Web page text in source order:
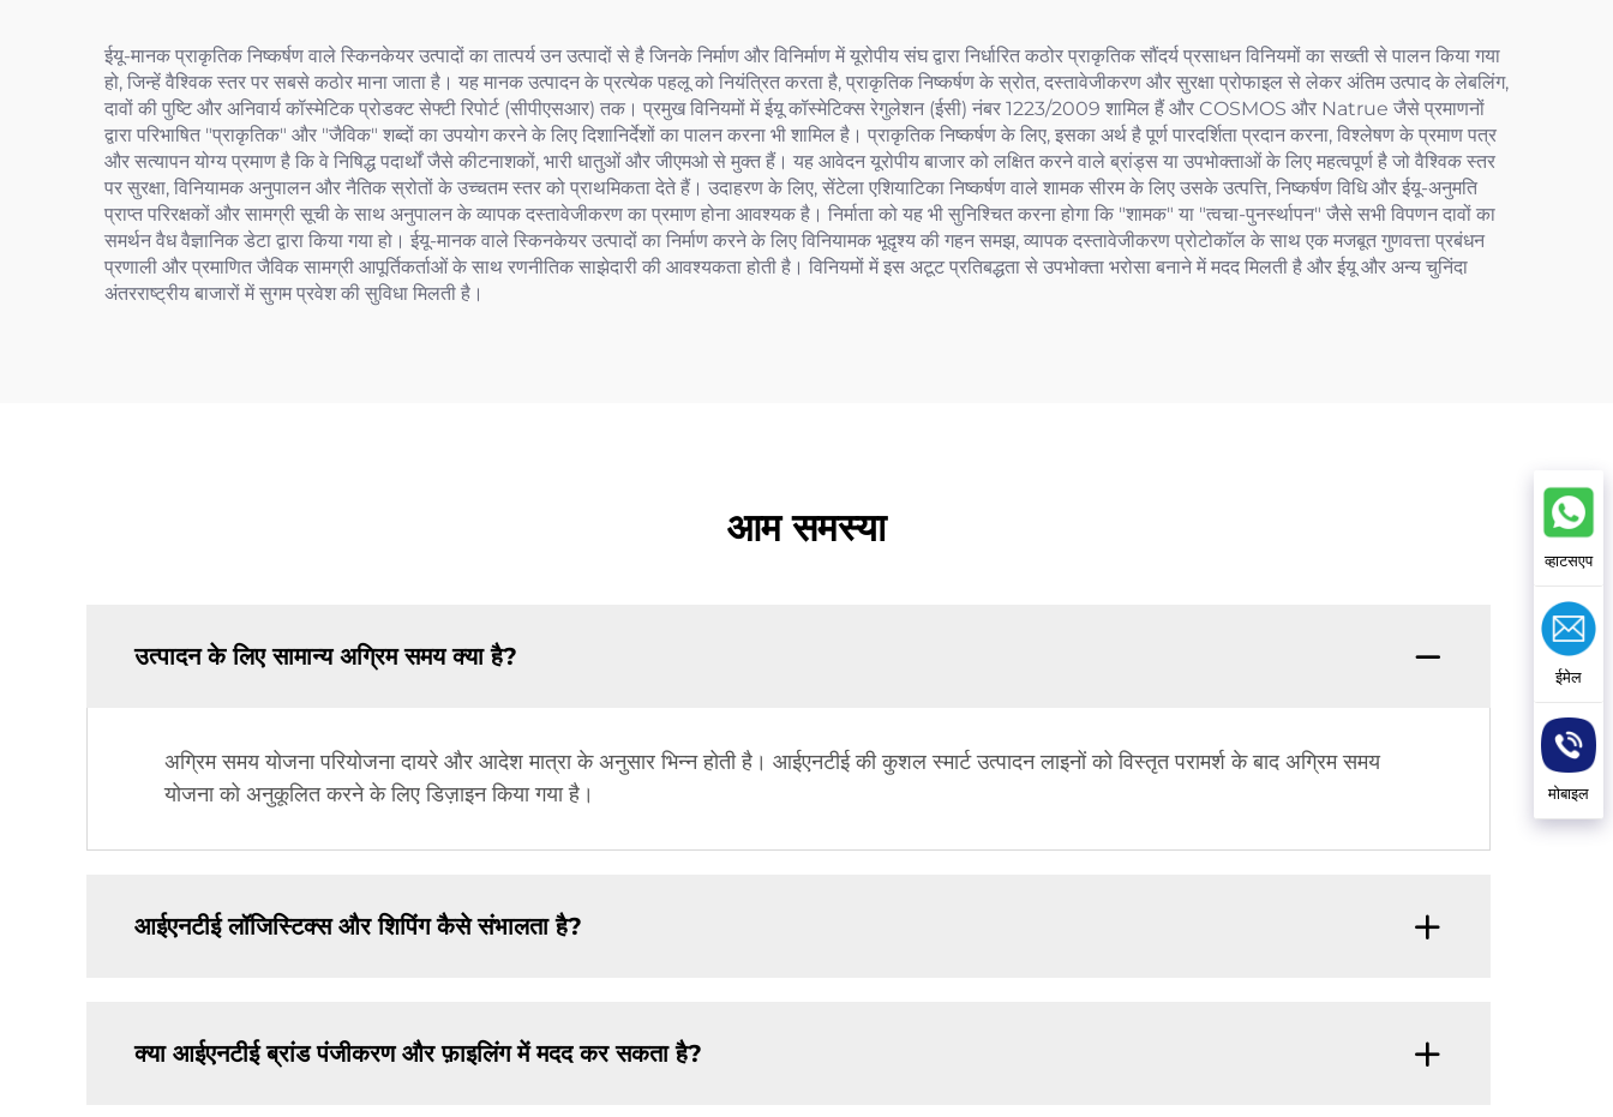
ईयू-मानक प्राकृतिक निष्कर्षण वाले स्किनकेयर उत्पादों का तात्पर्य उन उत्पादों से है जिनके निर्माण और विनिर्माण में यूरोपीय संघ द्वारा निर्धारित कठोर प्राकृतिक सौंदर्य प्रसाधन विनियमों का सख्ती से पालन किया गया
हो, जिन्हें वैश्विक स्तर पर सबसे कठोर माना जाता है। यह मानक उत्पादन के प्रत्येक पहलू को नियंत्रित करता है, प्राकृतिक निष्कर्षण के स्रोत, दस्तावेजीकरण और सुरक्षा प्रोफाइल से लेकर अंतिम उत्पाद के लेबलिंग,
दावों की पुष्टि और अनिवार्य कॉस्मेटिक प्रोडक्ट सेफ्टी रिपोर्ट (सीपीएसआर) तक। प्रमुख विनियमों में ईयू कॉस्मेटिक्स रेगुलेशन (ईसी) नंबर 1223/2009 शामिल हैं और COSMOS और Natrue जैसे प्रमाणनों
द्वारा परिभाषित "प्राकृतिक" और "जैविक" शब्दों का उपयोग करने के लिए दिशानिर्देशों का पालन करना भी शामिल है। प्राकृतिक निष्कर्षण के लिए, इसका अर्थ है पूर्ण पारदर्शिता प्रदान करना, विश्लेषण के प्रमाण पत्र
और सत्यापन योग्य प्रमाण है कि वे निषिद्ध पदार्थों जैसे कीटनाशकों, भारी धातुओं और जीएमओ से मुक्त हैं। यह आवेदन यूरोपीय बाजार को लक्षित करने वाले ब्रांड्स या उपभोक्ताओं के लिए महत्वपूर्ण है जो वैश्विक स्तर
पर सुरक्षा, विनियामक अनुपालन और नैतिक स्रोतों के उच्चतम स्तर को प्राथमिकता देते हैं। उदाहरण के लिए, सेंटेला एशियाटिका निष्कर्षण वाले शामक सीरम के लिए उसके उत्पत्ति, निष्कर्षण विधि और ईयू-अनुमति
प्राप्त परिरक्षकों और सामग्री सूची के साथ अनुपालन के व्यापक दस्तावेजीकरण का प्रमाण होना आवश्यक है। निर्माता को यह भी सुनिश्चित करना होगा कि "शामक" या "त्वचा-पुनर्स्थापन" जैसे सभी विपणन दावों का
समर्थन वैध वैज्ञानिक डेटा द्वारा किया गया हो। ईयू-मानक वाले स्किनकेयर उत्पादों का निर्माण करने के लिए विनियामक भूदृश्य की गहन समझ, व्यापक दस्तावेजीकरण प्रोटोकॉल के साथ एक मजबूत गुणवत्ता प्रबंधन
प्रणाली और प्रमाणित जैविक सामग्री आपूर्तिकर्ताओं के साथ रणनीतिक साझेदारी की आवश्यकता होती है। विनियमों में इस अटूट प्रतिबद्धता से उपभोक्ता भरोसा बनाने में मदद मिलती है और ईयू और अन्य चुनिंदा
अंतरराष्ट्रीय बाजारों में सुगम प्रवेश की सुविधा मिलती है।
आम समस्या
उत्पादन के लिए सामान्य अग्रिम समय क्या है?
अग्रिम समय योजना परियोजना दायरे और आदेश मात्रा के अनुसार भिन्न होती है। आईएनटीई की कुशल स्मार्ट उत्पादन लाइनों को विस्तृत परामर्श के बाद अग्रिम समय
योजना को अनुकूलित करने के लिए डिज़ाइन किया गया है।
आईएनटीई लॉजिस्टिक्स और शिपिंग कैसे संभालता है?
क्या आईएनटीई ब्रांड पंजीकरण और फ़ाइलिंग में मदद कर सकता है?
व्हाटसएप
ईमेल
मोबाइल